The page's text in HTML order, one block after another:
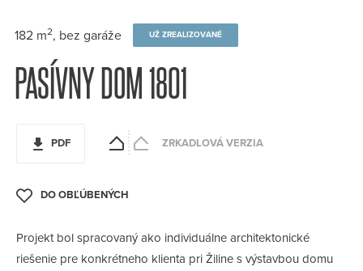
182 m2, bez garáže UŽ ZREALIZOVANÉ
PASÍVNY DOM 1801
PDF ZRKADLOVÁ VERZIA
Projekt bol spracovaný ako individuálne architektonické
riešenie pre konkrétneho klienta pri Žiline s výstavbou domu